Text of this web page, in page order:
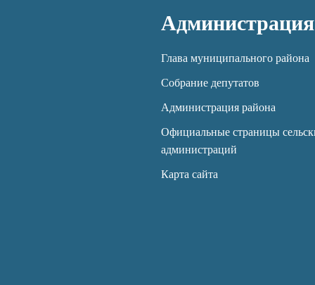
Администрация
Глава муниципального района
Собрание депутатов
Администрация района
Официальные страницы
администраций
Карта сайта